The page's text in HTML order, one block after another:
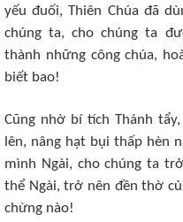
yếu đuối, Thiên Chúa đã
chúng ta, cho chúng ta
thành những công chúa,
biết bao!
Cũng nhờ bí tích Thánh
lên, nâng hạt bụi thấp hèn
mình Ngài, cho chúng ta
thể Ngài, trở nên đền thờ
chừng nào!